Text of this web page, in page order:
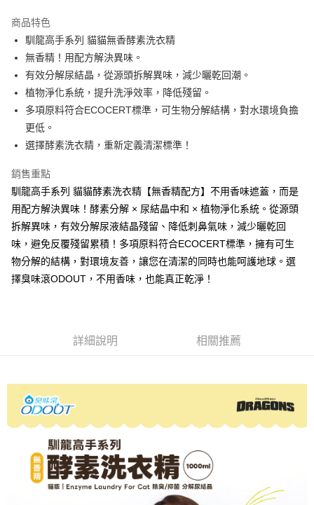
合作金庫商業銀行
華南商業銀行
彰化商業銀行
上海商業儲蓄銀行
國泰世華商業銀行
兆豐國際商業銀行
臺灣中小企業銀行
台中商業銀行
匯豐（台灣）商業銀行
華泰商業銀行
聯邦商業銀行
遠東國際商業銀行
元大商業銀行
玉山商業銀行
星展（台灣）商業銀行
台灣樂天信用卡公司
超商取貨付款
LINE Pay
Apple Pay
街口支付
大哥付你分期
相關說明
【大哥付你分期使用說明】
2.付款方式選擇「大哥付你分期」，訂單成立後會自動跳轉到大哥付的交易
流程，驗證手機門號後，選擇欲分期的期數、繳款截止日，確認付款後即完
成交易。
3.實際核准額度、可分期數及費用金額請依後續交易確認頁面所載為準。
【繳款方式說明】
1.分期款項不併入電信帳單，「大哥付你分期」於每月結算日後寄送繳費提
帳／街口支付／iPASS MONEY」等通路繳費。
【注意事項】
1.本服務係由「台灣大哥大股份有限公司」（以下簡稱本公司）所提供，讓
買賣價金債權讓與本公司後，依約使用本公司帳單繳交帳款。
2.基於同意付款使用「大哥付你分期」之契約關係目的，商店將以您的個人
資料（包含姓名、電話或地址）提供予台灣大哥大進項蒐集、處理及利用，
由本公司與您本人進行分期帳單所需資料之確認、核對及更正。
3.完整用戶服務條款，請詳閱以下連結：https://oppay.tw/userRule
AFTEE先享後付
相關說明
【關於「AFTEE先享後付」】
AFTEE先享後付是「在收到商品之後才付款」的支付方式。 讓您購物簡單
２．訂單成立數日內，您將收到繳費通知簡訊。
３．收到繳費通知簡訊後14天內，點擊此簡訊中的連結，可透過四大超商／
ATM／網路銀行／等多元方式進行付款，方視為交易完成。
※ 請注意：結帳手續完成當下不需立刻繳費，但若您需要取消訂單，請聯絡
購買商品的店家。未經商家同意取消之訂單仍視為有效，需透過AFTEE先享
後付繳納相關費用。
※ 交易是否成功請以「AFTEE先享後付 」之結帳頁面顯示為準，若有關於
是否繳費成功／繳費後需取消欲退款等相關疑問，請聯繫「AFTEE先享後付
客戶支援中心」https://netprotections.freshdesk.com/support/home
ATM付款
【付款後全家取貨】指定免運組
免運費
【7-11取貨付款】指定免運組
免運費
【付款後7-11取貨】指定免運組
商品特色
馴龍高手系列 貓貓無香酵素洗衣精
無香精！用配方解決異味。
有效分解尿結晶，從源頭拆解異味，減少曬乾回潮。
植物淨化系統，提升洗淨效率，降低殘留。
多項原料符合ECOCERT標準，可生物分解結構，對水環境負擔
更低。
選擇酵素洗衣精，重新定義清潔標準！
銷售重點
馴龍高手系列 貓貓酵素洗衣精【無香精配方】不用香味遮蓋，而是
用配方解決異味！酵素分解 × 尿結晶中和 × 植物淨化系統。從源頭
拆解異味，有效分解尿液結晶殘留、降低刺鼻氣味，減少曬乾回
味，避免反覆殘留累積！多項原料符合ECOCERT標準，擁有可生
物分解的結構，對環境友善，讓您在清潔的同時也能呵護地球。選
擇臭味滾ODOUT，不用香味，也能真正乾淨！
詳細說明 相關推薦